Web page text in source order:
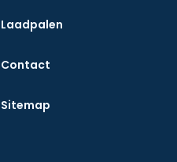
Laadpalen
Contact
Sitemap